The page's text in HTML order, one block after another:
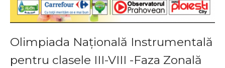
Olimpiada Națională Instrumentală
pentru clasele III-VIII -Faza Zonală